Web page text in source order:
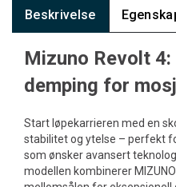
Beskrivelse
Mizuno Revolt
demping for
Start løpekarrieren med en
stabilitet og ytelse – perfekt
som ønsker avansert
modellen kombinerer MIZUNO